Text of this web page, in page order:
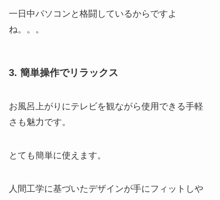
一日中パソコンと格闘しているからですよ
ね。。。
3. 簡単操作でリラックス
お風呂上がりにテレビを観ながら使用できる手軽
さも魅力です。
とても簡単に使えます。
人間工学に基づいたデザインが手にフィットしや